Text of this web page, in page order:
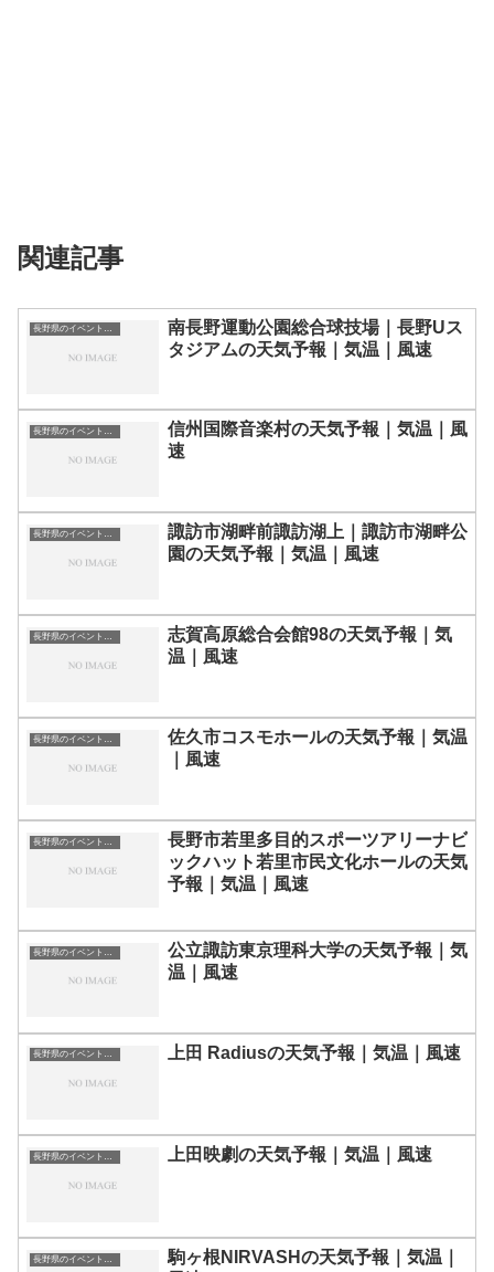
関連記事
長野県のイベント会場一覧
南長野運動公園総合球技場｜長野Uス
タジアムの天気予報｜気温｜風速
長野県のイベント会場一覧
信州国際音楽村の天気予報｜気温｜風
速
長野県のイベント会場一覧
諏訪市湖畔前諏訪湖上｜諏訪市湖畔公
園の天気予報｜気温｜風速
長野県のイベント会場一覧
志賀高原総合会館98の天気予報｜気
温｜風速
長野県のイベント会場一覧
佐久市コスモホールの天気予報｜気温
｜風速
長野県のイベント会場一覧
長野市若里多目的スポーツアリーナビ
ックハット若里市民文化ホールの天気
予報｜気温｜風速
公立諏訪東京理科大学の天気予報｜気
温｜風速
長野県のイベント会場一覧 上田 Radiusの天気予報｜気温｜風速
長野県のイベント会場一覧 上田映劇の天気予報｜気温｜風速
長野県のイベント会場一覧
駒ヶ根NIRVASHの天気予報｜気温｜